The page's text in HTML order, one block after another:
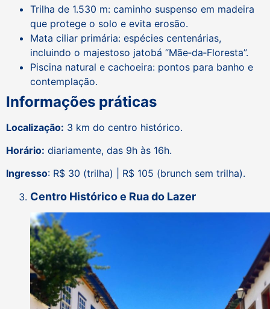
Trilha de 1.530 m: caminho suspenso em madeira
que protege o solo e evita erosão.
Mata ciliar primária: espécies centenárias,
incluindo o majestoso jatobá “Mãe‑da‑Floresta”.
Piscina natural e cachoeira: pontos para banho e
contemplação.
Informações práticas
Localização: 3 km do centro histórico.
Horário: diariamente, das 9h às 16h.
Ingresso: R$ 30 (trilha) | R$ 105 (brunch sem trilha).
Centro Histórico e Rua do Lazer